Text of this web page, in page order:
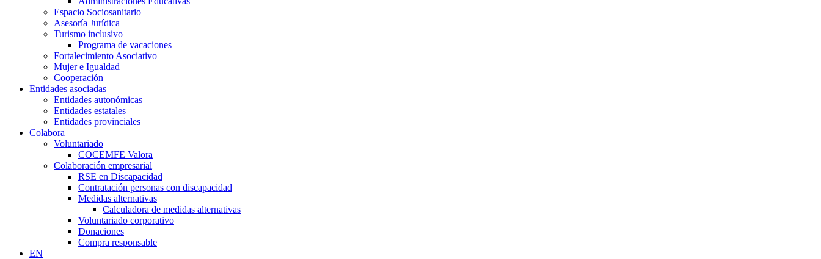
Espacio Sociosanitario
Asesoría Jurídica
Turismo inclusivo
Programa de vacaciones
Fortalecimiento Asociativo
Mujer e Igualdad
Cooperación
Entidades asociadas
Entidades autonómicas
Entidades estatales
Entidades provinciales
Colabora
Voluntariado
COCEMFE Valora
Colaboración empresarial
RSE en Discapacidad
Contratación personas con discapacidad
Medidas alternativas
Calculadora de medidas alternativas
Voluntariado corporativo
Donaciones
Compra responsable
EN